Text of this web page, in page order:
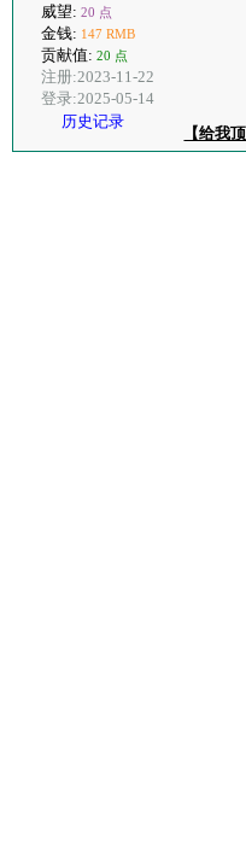
威望: 20 点
金钱: 147 RMB
贡献值: 20 点
注册:2023-11-22
登录:2025-05-14
历史记录
【给我